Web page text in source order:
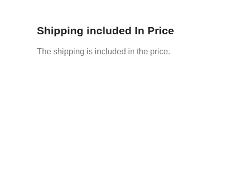
Shipping included In Price
The shipping is included in the price.